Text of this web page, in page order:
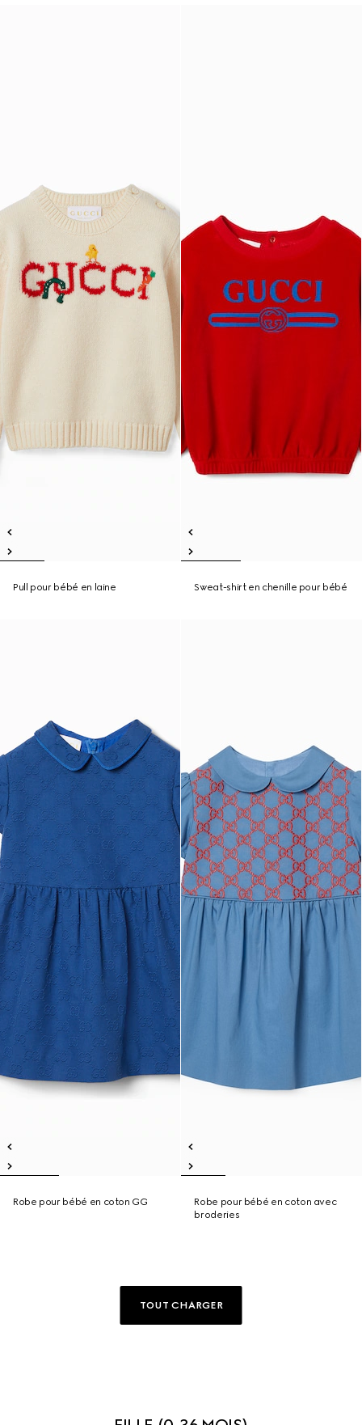
Pull pour bébé en laine Sweat-shirt en chenille pour bébé
Robe pour bébé en coton GG
Robe pour bébé en coton avec
broderies
TOUT CHARGER